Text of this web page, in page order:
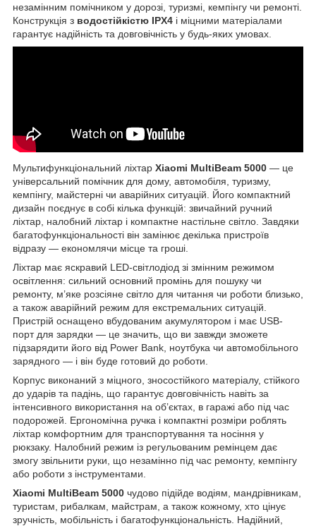
незамінним помічником у дорозі, туризмі, кемпінгу чи ремонті.
Конструкція з водостійкістю IPX4 і міцними матеріалами
гарантує надійність та довговічність у будь-яких умовах.
Мультифункціональний ліхтар Xiaomi MultiBeam 5000 — це
універсальний помічник для дому, автомобіля, туризму,
кемпінгу, майстерні чи аварійних ситуацій. Його компактний
дизайн поєднує в собі кілька функцій: звичайний ручний
ліхтар, налобний ліхтар і компактне настільне світло. Завдяки
багатофункціональності він замінює декілька пристроїв
відразу — економлячи місце та гроші.
Ліхтар має яскравий LED-світлодіод зі змінним режимом
освітлення: сильний основний промінь для пошуку чи
ремонту, м’яке розсіяне світло для читання чи роботи близько,
а також аварійний режим для екстремальних ситуацій.
Пристрій оснащено вбудованим акумулятором і має USB-
порт для зарядки — це значить, що ви завжди зможете
підзарядити його від Power Bank, ноутбука чи автомобільного
зарядного — і він буде готовий до роботи.
Корпус виконаний з міцного, зносостійкого матеріалу, стійкого
до ударів та падінь, що гарантує довговічність навіть за
інтенсивного використання на об’єктах, в гаражі або під час
подорожей. Ергономічна ручка і компактні розміри роблять
ліхтар комфортним для транспортування та носіння у
рюкзаку. Налобний режим із регульованим ремінцем дає
змогу звільнити руки, що незамінно під час ремонту, кемпінгу
або роботи з інструментами.
Xiaomi MultiBeam 5000 чудово підійде водіям, мандрівникам,
туристам, рибалкам, майстрам, а також кожному, хто цінує
зручність, мобільність і багатофункціональність. Надійний,